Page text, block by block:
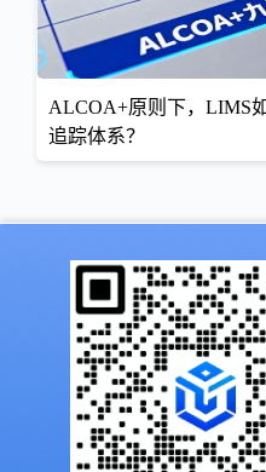
ALCOA+原则下，LIMS
追踪体系？